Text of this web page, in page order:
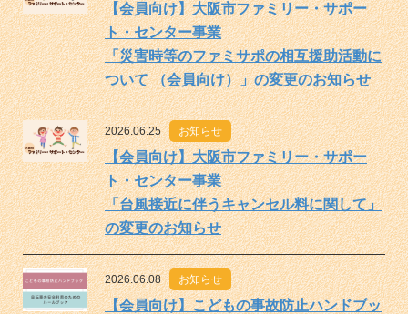
【会員向け】大阪市ファミリー・サポー
ト・センター事業
「災害時等のファミサポの相互援助活動に
ついて （会員向け）」の変更のお知らせ
2026.06.25 お知らせ
【会員向け】大阪市ファミリー・サポー
ト・センター事業
「台風接近に伴うキャンセル料に関して」
の変更のお知らせ
2026.06.08 お知らせ
【会員向け】こどもの事故防止ハンドブッ